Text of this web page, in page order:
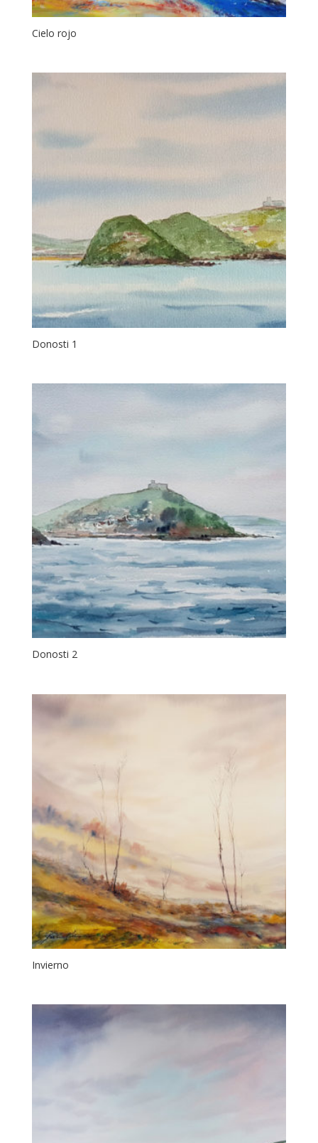
Cielo rojo
Donosti 1
Donosti 2
Invierno